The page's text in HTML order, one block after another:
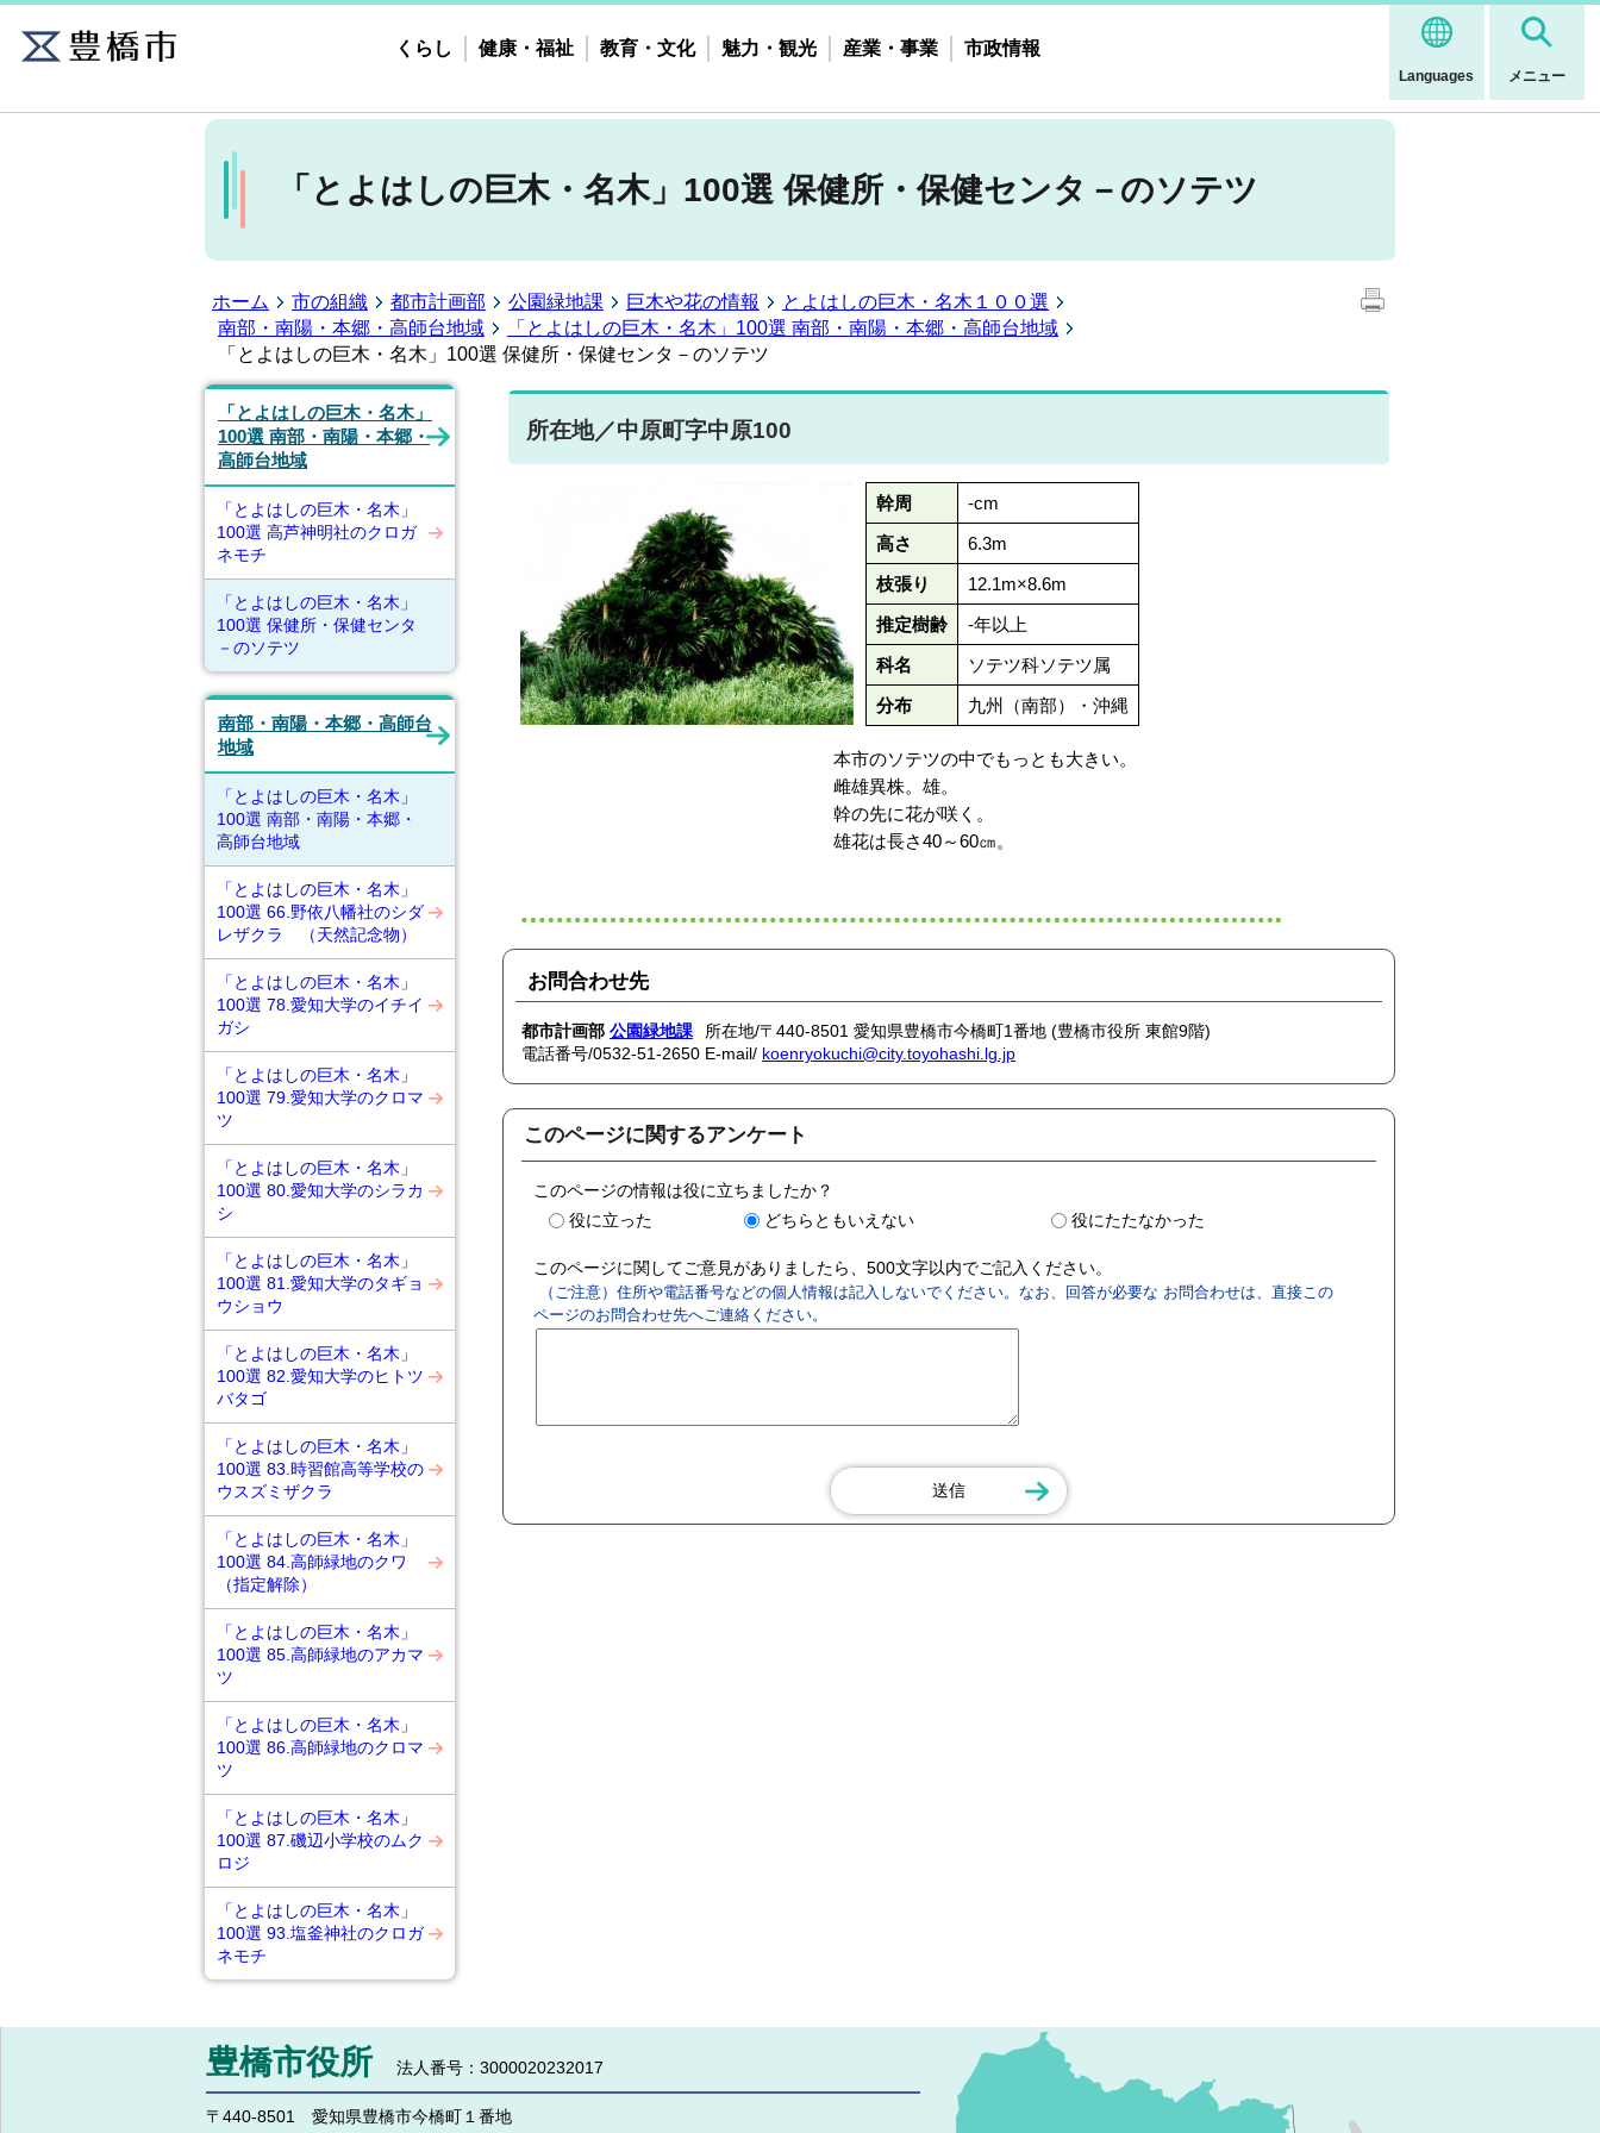
Languages メニュー
くらし 健康・福祉 教育・文化 魅力・観光 産業・事業 市政情報
「とよはしの巨木・名木」100選 保健所・保健センタ－のソテツ
ホーム 市の組織 都市計画部 公園緑地課 巨木や花の情報
とよはしの巨木・名木１００選
南部・南陽・本郷・高師台地域
「とよはしの巨木・名木」100選 南部・南陽・本郷・高師台地域
「とよはしの巨木・名木」100選 保健所・保健センタ－のソテツ
「とよはしの巨木・名木」
100選 南部・南陽・本郷・
高師台地域
「とよはしの巨木・名木」
100選 高芦神明社のクロガ
ネモチ
「とよはしの巨木・名木」
100選 保健所・保健センタ
－のソテツ
南部・南陽・本郷・高師台
地域
「とよはしの巨木・名木」
100選 南部・南陽・本郷・
高師台地域
「とよはしの巨木・名木」
100選 66.野依八幡社のシダ
レザクラ （天然記念物）
「とよはしの巨木・名木」
100選 78.愛知大学のイチイ
ガシ
「とよはしの巨木・名木」
100選 79.愛知大学のクロマ
ツ
「とよはしの巨木・名木」
100選 80.愛知大学のシラカ
シ
「とよはしの巨木・名木」
100選 81.愛知大学のタギョ
ウショウ
「とよはしの巨木・名木」
100選 82.愛知大学のヒトツ
バタゴ
「とよはしの巨木・名木」
100選 83.時習館高等学校の
ウスズミザクラ
「とよはしの巨木・名木」
100選 84.高師緑地のクワ
（指定解除）
「とよはしの巨木・名木」
100選 85.高師緑地のアカマ
ツ
「とよはしの巨木・名木」
100選 86.高師緑地のクロマ
ツ
「とよはしの巨木・名木」
100選 87.磯辺小学校のムク
ロジ
「とよはしの巨木・名木」
100選 93.塩釜神社のクロガ
ネモチ
所在地／中原町字中原100
幹周
-cm
高さ
6.3m
枝張り
12.1m×8.6m
推定樹齢
-年以上
科名
ソテツ科ソテツ属
分布
九州（南部）・沖縄
本市のソテツの中でもっとも大きい。
雌雄異株。雄。
幹の先に花が咲く。
雄花は長さ40～60㎝。
お問合わせ先
都市計画部 公園緑地課
所在地/〒440-8501 愛知県豊橋市今橋町1番地 (豊橋市役所 東館9階)
電話番号/0532-51-2650 E-mail/ koenryokuchi@city.toyohashi.lg.jp
このページに関するアンケート
このページの情報は役に立ちましたか？
役に立った
どちらともいえない 役にたたなかった
このページに関してご意見がありましたら、500文字以内でご記入ください。
（ご注意）住所や電話番号などの個人情報は記入しないでください。なお、回答が必要な お問合わせは、直接この
ページのお問合わせ先へご連絡ください。
豊橋市役所 法人番号：3000020232017
〒440-8501 愛知県豊橋市今橋町１番地